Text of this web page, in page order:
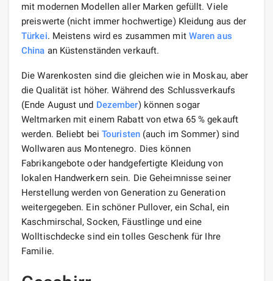
mit modernen Modellen aller Marken gefüllt. Viele
preiswerte (nicht immer hochwertige) Kleidung aus der
Türkei. Meistens wird es zusammen mit Waren aus
China an Küstenständen verkauft.
Die Warenkosten sind die gleichen wie in Moskau, aber
die Qualität ist höher. Während des Schlussverkaufs
(Ende August und Dezember) können sogar
Weltmarken mit einem Rabatt von etwa 65 % gekauft
werden. Beliebt bei Touristen(auch im Sommer) sind
Wollwaren aus Montenegro. Dies können
Fabrikangebote oder handgefertigte Kleidung von
lokalen Handwerkern sein. Die Geheimnisse seiner
Herstellung werden von Generation zu Generation
weitergegeben. Ein schöner Pullover, ein Schal, ein
Kaschmirschal, Socken, Fäustlinge und eine
Wolltischdecke sind ein tolles Geschenk für Ihre
Familie.